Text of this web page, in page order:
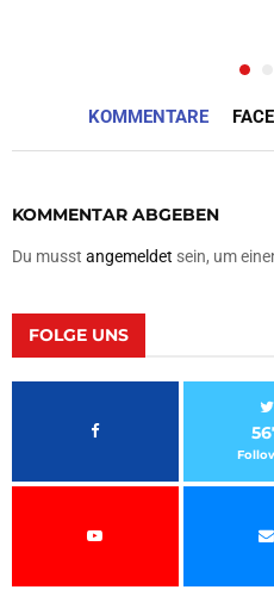
KOMMENTARE
KOMMENTAR ABGEBEN
Du musst angemeldet sein, um
FOLGE UNS